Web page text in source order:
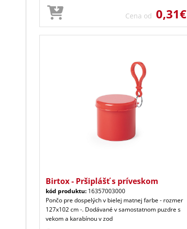
Cena od 0,31€
Birtox - Pršiplášť s príveskom
kód produktu: 16357003000
Pončo pre dospelých v bielej matnej farbe - rozmer
127x102 cm -. Dodávané v samostatnom puzdre s
vekom a karabínou v zod